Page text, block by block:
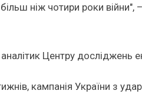
ніж чотири роки війни",
Центру досліджень
кампанія України з